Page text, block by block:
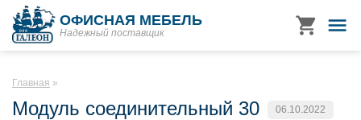
ОФИСНАЯ МЕБЕЛЬ
Надежный поставщик
Главная
Модуль соединительный 30 06.10.2022